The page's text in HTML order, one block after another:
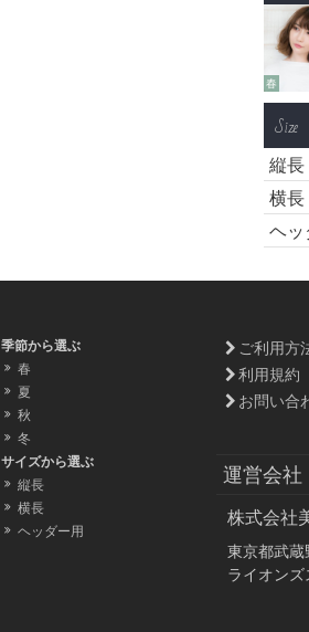
春
Size
縦長
横長
ヘッ
季節から選ぶ
春
夏
秋
冬
サイズから選ぶ
縦長
横長
ヘッダー用
ご利用方
利用規約
お問い合
運営会社
株式会社
東京都武蔵
ライオン